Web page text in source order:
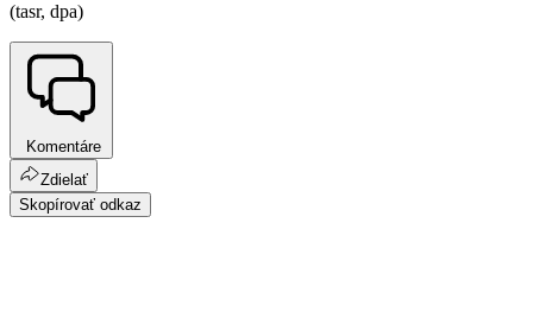
(tasr, dpa)
Komentáre
Zdielať
Skopírovať odkaz